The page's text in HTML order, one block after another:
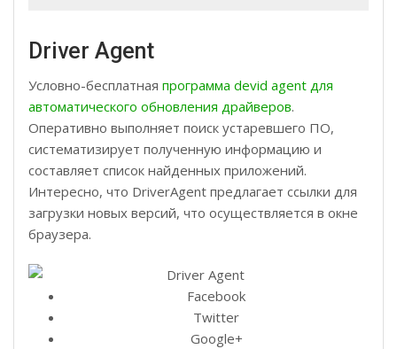
Driver Agent
Условно-бесплатная программа devid agent для
автоматического обновления драйверов.
Оперативно выполняет поиск устаревшего ПО,
систематизирует полученную информацию и
составляет список найденных приложений.
Интересно, что DriverAgent предлагает ссылки для
загрузки новых версий, что осуществляется в окне
браузера.
Facebook
Twitter
Google+